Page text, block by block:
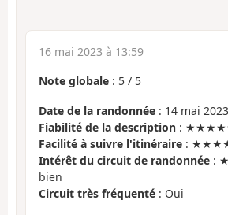
16 mai 2023 à 13:59
Note globale : 5 / 5
Date de la randonnée : 14 mai 2023
Fiabilité de la description :
Facilité à suivre l'itinéraire :
Intérêt du circuit de randonnée :
bien
Circuit très fréquenté : Oui